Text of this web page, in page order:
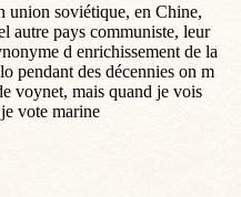
union soviétique, en Chine,
autre pays communiste, leur
d enrichissement de la
pendant des décennies on m
voynet, mais quand je vois
vote marine